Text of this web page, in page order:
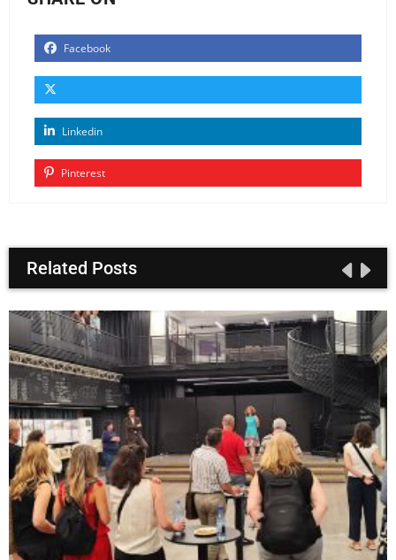
Facebook
Linkedin
Pinterest
Related Posts